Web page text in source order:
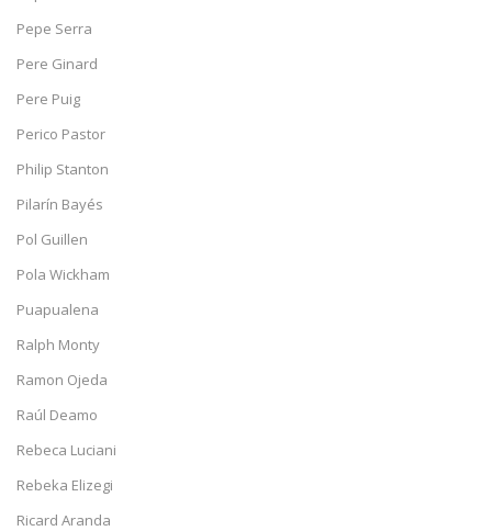
Pepe Serra
Pere Ginard
Pere Puig
Perico Pastor
Philip Stanton
Pilarín Bayés
Pol Guillen
Pola Wickham
Puapualena
Ralph Monty
Ramon Ojeda
Raúl Deamo
Rebeca Luciani
Rebeka Elizegi
Ricard Aranda